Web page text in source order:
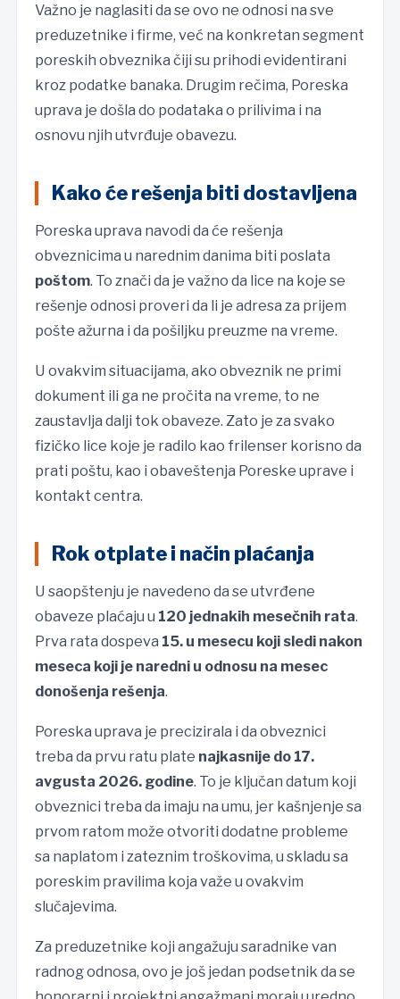
Važno je naglasiti da se ovo ne odnosi na sve
preduzetnike i firme, već na konkretan segment
poreskih obveznika čiji su prihodi evidentirani
kroz podatke banaka. Drugim rečima, Poreska
uprava je došla do podataka o prilivima i na
osnovu njih utvrđuje obavezu.
Kako će rešenja biti dostavljena
Poreska uprava navodi da će rešenja
obveznicima u narednim danima biti poslata
poštom. To znači da je važno da lice na koje se
rešenje odnosi proveri da li je adresa za prijem
pošte ažurna i da pošiljku preuzme na vreme.
U ovakvim situacijama, ako obveznik ne primi
dokument ili ga ne pročita na vreme, to ne
zaustavlja dalji tok obaveze. Zato je za svako
fizičko lice koje je radilo kao frilenser korisno da
prati poštu, kao i obaveštenja Poreske uprave i
kontakt centra.
Rok otplate i način plaćanja
U saopštenju je navedeno da se utvrđene
obaveze plaćaju u 120 jednakih mesečnih rata.
Prva rata dospeva 15. u mesecu koji sledi nakon
meseca koji je naredni u odnosu na mesec
donošenja rešenja.
Poreska uprava je precizirala i da obveznici
treba da prvu ratu plate najkasnije do 17.
avgusta 2026. godine. To je ključan datum koji
obveznici treba da imaju na umu, jer kašnjenje sa
prvom ratom može otvoriti dodatne probleme
sa naplatom i zateznim troškovima, u skladu sa
poreskim pravilima koja važe u ovakvim
slučajevima.
Za preduzetnike koji angažuju saradnike van
radnog odnosa, ovo je još jedan podsetnik da se